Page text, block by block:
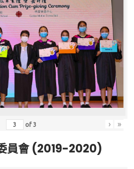
of3 › »
員會 (2019-2020)